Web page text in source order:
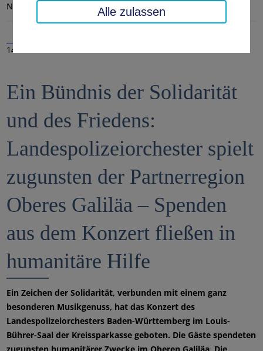
Nachrichten
14.12.2023
Ein Bündnis der Solidarität
und des Friedens:
Landespolizeiorchester spielt
zugunsten der Partnerregion
Oberes Galiläa – Spenden
aus dem Konzert fließen in
humanitäre Hilfe
Ein Zeichen der Solidarität, verbunden mit einem ganz
besonderen Musikgenuss, hat das Konzert des
Landespolizeiorchesters Baden-Württemberg im Louis-
Bührer-Saal der Kreissparkasse geboten. Die Gäste spendeten
Alle zulassen